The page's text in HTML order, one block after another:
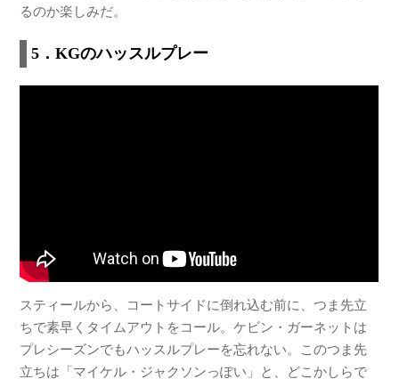
るのか楽しみだ。
5．KGのハッスルプレー
スティールから、コートサイドに倒れ込む前に、つま先立
ちで素早くタイムアウトをコール。ケビン・ガーネットは
プレシーズンでもハッスルプレーを忘れない。このつま先
立ちは「マイケル・ジャクソンっぽい」と、どこかしらで